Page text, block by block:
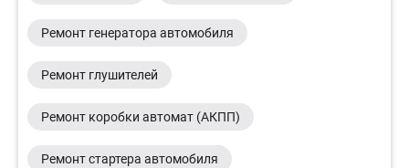
Ремонт генератора автомобиля
Ремонт глушителей
Ремонт коробки автомат (АКПП)
Ремонт стартера автомобиля